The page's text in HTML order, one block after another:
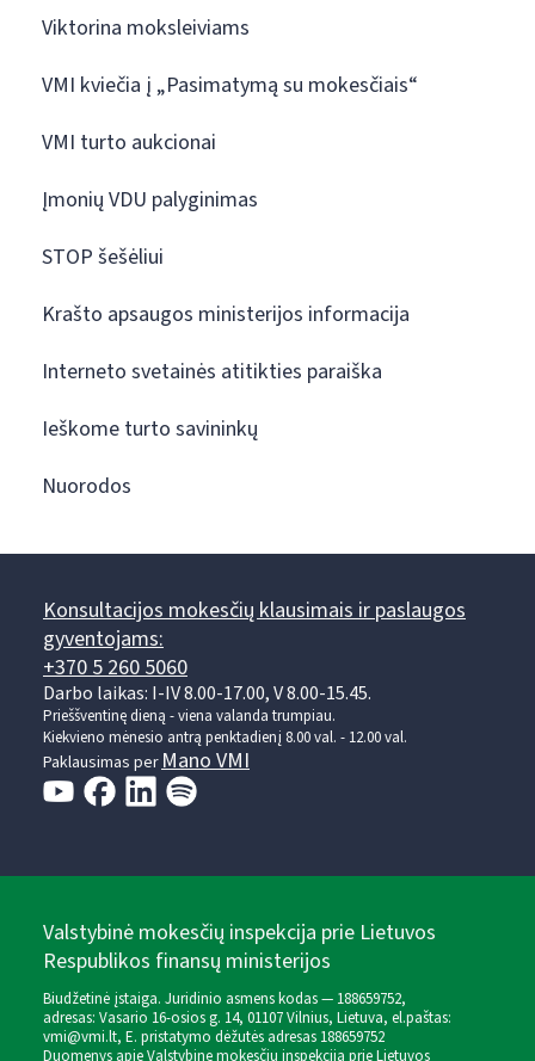
Viktorina moksleiviams
VMI kviečia į „Pasimatymą su mokesčiais“
VMI turto aukcionai
Įmonių VDU palyginimas
STOP šešėliui
Krašto apsaugos ministerijos informacija
Interneto svetainės atitikties paraiška
Ieškome turto savininkų
Nuorodos
Konsultacijos mokesčių klausimais ir paslaugos
gyventojams:
+370 5 260 5060
Darbo laikas: I-IV 8.00-17.00, V 8.00-15.45.
Prieššventinę dieną - viena valanda trumpiau.
Kiekvieno mėnesio antrą penktadienį 8.00 val. - 12.00 val.
Paklausimas perMano VMI
Valstybinė mokesčių inspekcija prie Lietuvos
Respublikos finansų ministerijos
Biudžetinė įstaiga. Juridinio asmens kodas — 188659752,
adresas: Vasario 16-osios g. 14, 01107 Vilnius, Lietuva, el.paštas:
vmi@vmi.lt, E. pristatymo dėžutės adresas 188659752
Duomenys apie Valstybinę mokesčių inspekciją prie Lietuvos